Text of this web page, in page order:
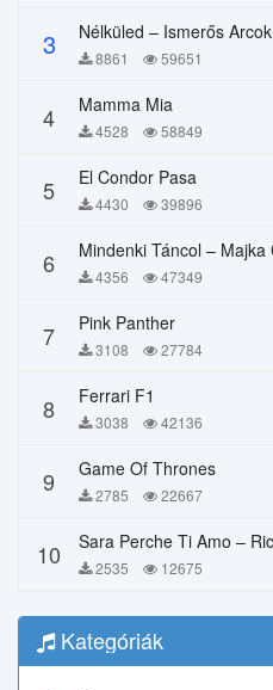
3 Nélküled – Ismerős Arcok
8861 59651
4 Mamma Mia
4528 58849
5 El Condor Pasa
4430 39896
6 4356 47349
7 Pink Panther
3108 27784
8 Ferrari F1
3038 42136
9 Game Of Thrones
2785 22667
10 2535 12675
Kategóriák